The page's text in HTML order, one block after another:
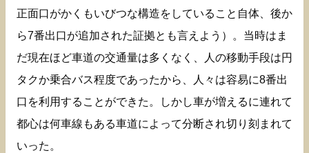
正面口がかくもいびつな構造をしていること自体、後か
ら7番出口が追加された証拠とも言えよう）。当時はま
だ現在ほど車道の交通量は多くなく、人の移動手段は円
タクか乗合バス程度であったから、人々は容易に8番出
口を利用することができた。しかし車が増えるに連れて
都心は何車線もある車道によって分断され切り刻まれて
いった。